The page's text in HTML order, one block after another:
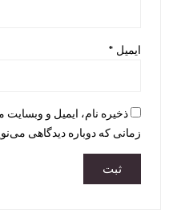
ایمیل *
ذخیره نام، ایمیل و
زمانی که دوباره دیدگاهی